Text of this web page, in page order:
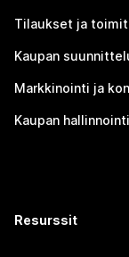
Tilaukset ja
Kaupan
Markkinointi ja
Kaupan hallinnointi
Resurssit